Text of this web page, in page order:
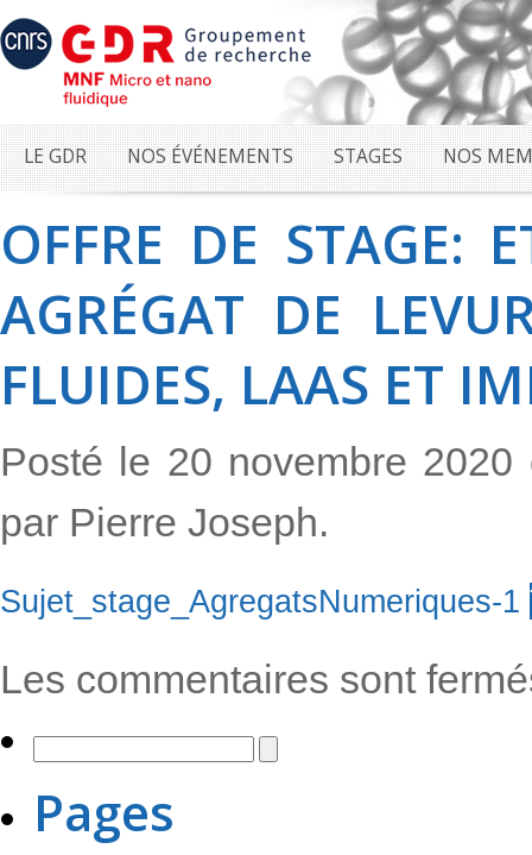
LE GDR NOS ÉVÉNEMENTS STAGES NOS
OFFRE DE STAGE:
AGRÉGAT DE
FLUIDES, LAAS ET
Posté le 20 novembre
par Pierre Joseph.
Sujet_stage_AgregatsNumeriques-1
Les commentaires sont
Pages